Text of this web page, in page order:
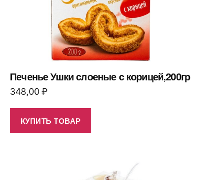
Печенье Ушки слоеные с корицей,200гр
348,00₽
КУПИТЬ ТОВАР